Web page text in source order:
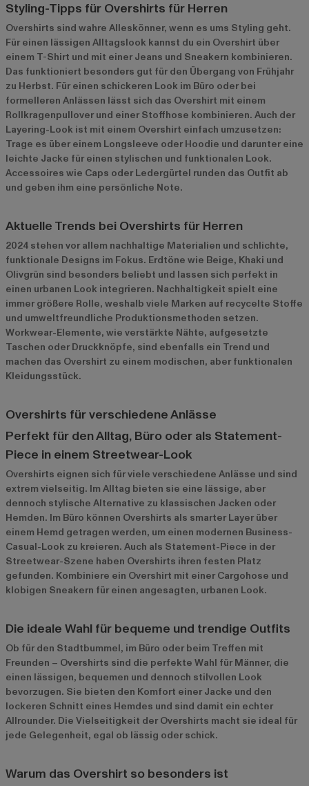
Styling-Tipps für Overshirts für Herren
Overshirts sind wahre Alleskönner, wenn es ums Styling geht.
Für einen lässigen Alltagslook kannst du ein Overshirt über
einem T-Shirt und mit einer Jeans und Sneakern kombinieren.
Das funktioniert besonders gut für den Übergang von Frühjahr
zu Herbst. Für einen schickeren Look im Büro oder bei
formelleren Anlässen lässt sich das Overshirt mit einem
Rollkragenpullover und einer Stoffhose kombinieren. Auch der
Layering-Look ist mit einem Overshirt einfach umzusetzen:
Trage es über einem Longsleeve oder Hoodie und darunter eine
leichte Jacke für einen stylischen und funktionalen Look.
Accessoires wie Caps oder Ledergürtel runden das Outfit ab
und geben ihm eine persönliche Note.
Aktuelle Trends bei Overshirts für Herren
2024 stehen vor allem nachhaltige Materialien und schlichte,
funktionale Designs im Fokus. Erdtöne wie Beige, Khaki und
Olivgrün sind besonders beliebt und lassen sich perfekt in
einen urbanen Look integrieren. Nachhaltigkeit spielt eine
immer größere Rolle, weshalb viele Marken auf recycelte Stoffe
und umweltfreundliche Produktionsmethoden setzen.
Workwear-Elemente, wie verstärkte Nähte, aufgesetzte
Taschen oder Druckknöpfe, sind ebenfalls ein Trend und
machen das Overshirt zu einem modischen, aber funktionalen
Kleidungsstück.
Overshirts für verschiedene Anlässe
Perfekt für den Alltag, Büro oder als Statement-
Piece in einem Streetwear-Look
Overshirts eignen sich für viele verschiedene Anlässe und sind
extrem vielseitig. Im Alltag bieten sie eine lässige, aber
dennoch stylische Alternative zu klassischen Jacken oder
Hemden. Im Büro können Overshirts als smarter Layer über
einem Hemd getragen werden, um einen modernen Business-
Casual-Look zu kreieren. Auch als Statement-Piece in der
Streetwear-Szene haben Overshirts ihren festen Platz
gefunden. Kombiniere ein Overshirt mit einer Cargohose und
klobigen Sneakern für einen angesagten, urbanen Look.
Die ideale Wahl für bequeme und trendige Outfits
Ob für den Stadtbummel, im Büro oder beim Treffen mit
Freunden – Overshirts sind die perfekte Wahl für Männer, die
einen lässigen, bequemen und dennoch stilvollen Look
bevorzugen. Sie bieten den Komfort einer Jacke und den
lockeren Schnitt eines Hemdes und sind damit ein echter
Allrounder. Die Vielseitigkeit der Overshirts macht sie ideal für
jede Gelegenheit, egal ob lässig oder schick.
Warum das Overshirt so besonders ist